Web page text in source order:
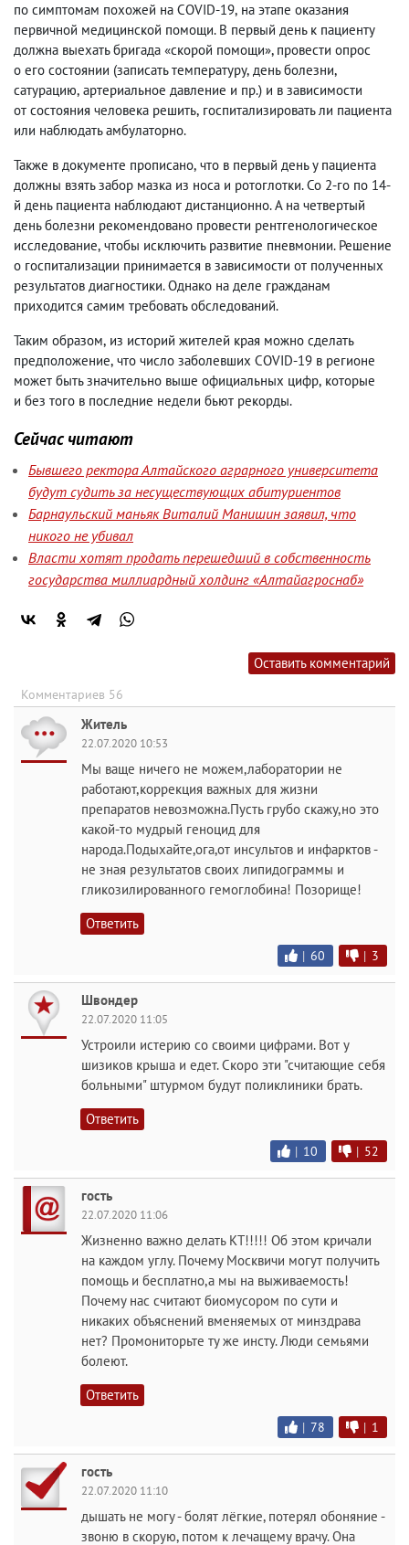
по симптомам похожей на COVID-19, на этапе оказания
первичной медицинской помощи. В первый день к пациенту
должна выехать бригада «скорой помощи», провести опрос
о его состоянии (записать температуру, день болезни,
сатурацию, артериальное давление и пр.) и в зависимости
от состояния человека решить, госпитализировать ли пациента
или наблюдать амбулаторно.
Также в документе прописано, что в первый день у пациента
должны взять забор мазка из носа и ротоглотки. Со 2-го по 14-
й день пациента наблюдают дистанционно. А на четвертый
день болезни рекомендовано провести рентгенологическое
исследование, чтобы исключить развитие пневмонии. Решение
о госпитализации принимается в зависимости от полученных
результатов диагностики. Однако на деле гражданам
приходится самим требовать обследований.
Таким образом, из историй жителей края можно сделать
предположение, что число заболевших COVID-19 в регионе
может быть значительно выше официальных цифр, которые
и без того в последние недели бьют рекорды.
Сейчас читают
Бывшего ректора Алтайского аграрного университета
будут судить за несуществующих абитуриентов
Барнаульский маньяк Виталий Манишин заявил, что
никого не убивал
Власти хотят продать перешедший в собственность
государства миллиардный холдинг «Алтайагроснаб»
Оставить комментарий
Комментариев 56
Житель
22.07.2020 10:53
Мы ваще ничего не можем,лаборатории не
работают,коррекция важных для жизни
препаратов невозможна.Пусть грубо скажу,но это
какой-то мудрый геноцид для
народа.Подыхайте,ога,от инсультов и инфарктов -
не зная результатов своих липидограммы и
гликозилированного гемоглобина! Позорище!
Ответить
| 60 | 3
Швондер
22.07.2020 11:05
Устроили истерию со своими цифрами. Вот у
шизиков крыша и едет. Скоро эти "считающие себя
больными" штурмом будут поликлиники брать.
Ответить
| 10 | 52
гость
22.07.2020 11:06
Жизненно важно делать КТ!!!!! Об этом кричали
на каждом углу. Почему Москвичи могут получить
помощь и бесплатно,а мы на выживаемость!
Почему нас считают биомусором по сути и
никаких объяснений вменяемых от минздрава
нет? Промониторьте ту же инсту. Люди семьями
болеют.
Ответить
| 78 | 1
гость
22.07.2020 11:10
дышать не могу - болят лёгкие, потерял обоняние -
звоню в скорую, потом к лечащему врачу. Она